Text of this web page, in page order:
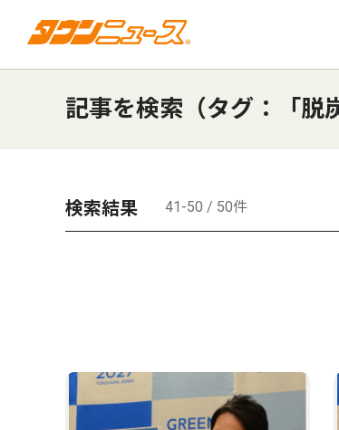
記事を検索（タグ：「脱
検索結果 41-50 / 50件